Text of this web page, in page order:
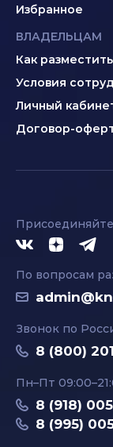
Избранное
ВЛАДЕЛЬЦАМ
Как
Условия
Личный
Договор-
По вопросам
Звонок по
8 (800)
Пн–Пт
8 (918)
8 (995)